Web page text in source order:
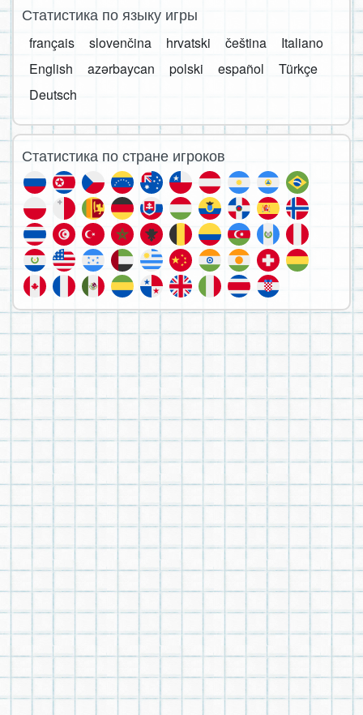
Статистика по языку игры
français slovenčina hrvatski čeština
Italiano
English
azərbaycan polski español
Türkçe
Deutsch
Статистика по стране игроков